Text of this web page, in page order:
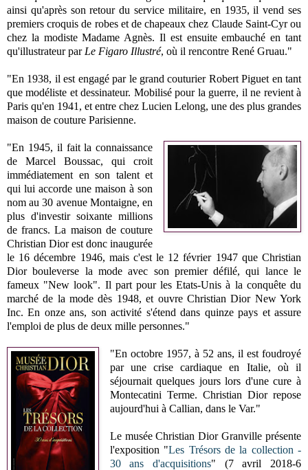
ainsi qu'après son retour du service militaire, en 1935, il vend ses
premiers croquis de robes et de chapeaux chez Claude Saint-Cyr ou
chez la modiste Madame Agnès. Il est ensuite embauché en tant
qu'illustrateur par Le Figaro Illustré, où il rencontre René Gruau."
"En 1938, il est engagé par le grand couturier Robert Piguet en tant
que modéliste et dessinateur. Mobilisé pour la guerre, il ne revient à
Paris qu'en 1941, et entre chez Lucien Lelong, une des plus grandes
maison de couture Parisienne.
"En 1945, il fait la connaissance
de Marcel Boussac, qui croit
immédiatement en son talent et
qui lui accorde une maison à son
nom au 30 avenue Montaigne, en
plus d'investir soixante millions
de francs. La maison de couture
Christian Dior est donc inaugurée
le 16 décembre 1946, mais c'est le 12 février 1947 que Christian
Dior bouleverse la mode avec son premier défilé, qui lance le
fameux "New look". Il part pour les Etats-Unis à la conquête du
marché de la mode dès 1948, et ouvre Christian Dior New York
Inc. En onze ans, son activité s'étend dans quinze pays et assure
l'emploi de plus de deux mille personnes."
"En octobre 1957, à 52 ans, il est foudroyé
par une crise cardiaque en Italie, où il
séjournait quelques jours lors d'une cure à
Montecatini Terme. Christian Dior repose
aujourd'hui à Callian, dans le Var."
Le musée Christian Dior Granville présente
l'exposition "Les Trésors de la collection -
30 ans d'acquisitions" (7 avril 2018-6